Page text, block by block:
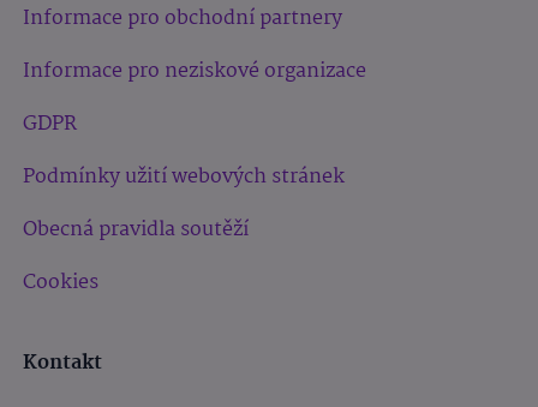
Informace pro obchodní partnery
Informace pro neziskové organizace
GDPR
Podmínky užití webových stránek
Obecná pravidla soutěží
Cookies
Kontakt